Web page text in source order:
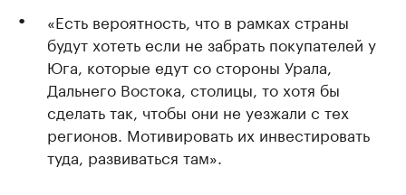
«Есть вероятность, что в рамках страны
будут хотеть если не забрать покупателей у
Юга, которые едут со стороны Урала,
Дальнего Востока, столицы, то хотя бы
сделать так, чтобы они не уезжали с тех
регионов. Мотивировать их инвестировать
туда, развиваться там».